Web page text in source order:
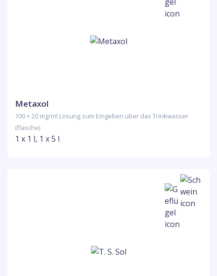
Metaxol
100 + 20 mg/ml Lösung zum Eingeben über das Trinkwasser
(Flasche)
1 x 1 l, 1 x 5 l